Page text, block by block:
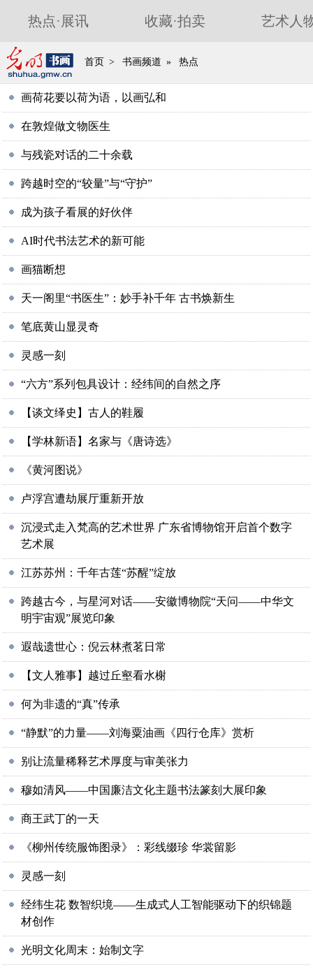
热点· 展讯 收藏·拍卖 艺术人
首页 > 书画频道 » 热点
画荷花要以荷为语，以画弘和
在敦煌做文物医生
与残瓷对话的二十余载
跨越时空的“较量”与“守护”
成为孩子看展的好伙伴
AI时代书法艺术的新可能
画猫断想
天一阁里“书医生”：妙手补千年 古书焕新生
笔底黄山显灵奇
灵感一刻
“六方”系列包具设计：经纬间的自然之序
【谈文绎史】古人的鞋履
【学林新语】名家与《唐诗选》
《黄河图说》
卢浮宫遭劫展厅重新开放
沉浸式走入梵高的艺术世界 广东省博物馆开启首个数字
艺术展
江苏苏州：千年古莲“苏醒”绽放
跨越古今，与星河对话——安徽博物院“天问——中华文
明宇宙观”展览印象
遐哉遗世心：倪云林煮茗日常
【文人雅事】越过丘壑看水榭
何为非遗的“真”传承
“静默”的力量——刘海粟油画《四行仓库》赏析
别让流量稀释艺术厚度与审美张力
穆如清风——中国廉洁文化主题书法篆刻大展印象
商王武丁的一天
《柳州传统服饰图录》：彩线缀珍 华裳留影
灵感一刻
经纬生花 数智织境——生成式人工智能驱动下的织锦题
材创作
光明文化周末：始制文字